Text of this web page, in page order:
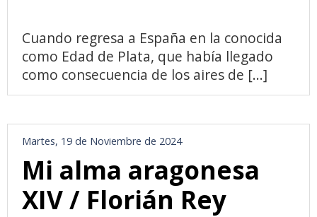
Cuando regresa a España en la conocida
como Edad de Plata, que había llegado
como consecuencia de los aires de [...]
Martes, 19 de Noviembre de 2024
Mi alma aragonesa
XIV / Florián Rey